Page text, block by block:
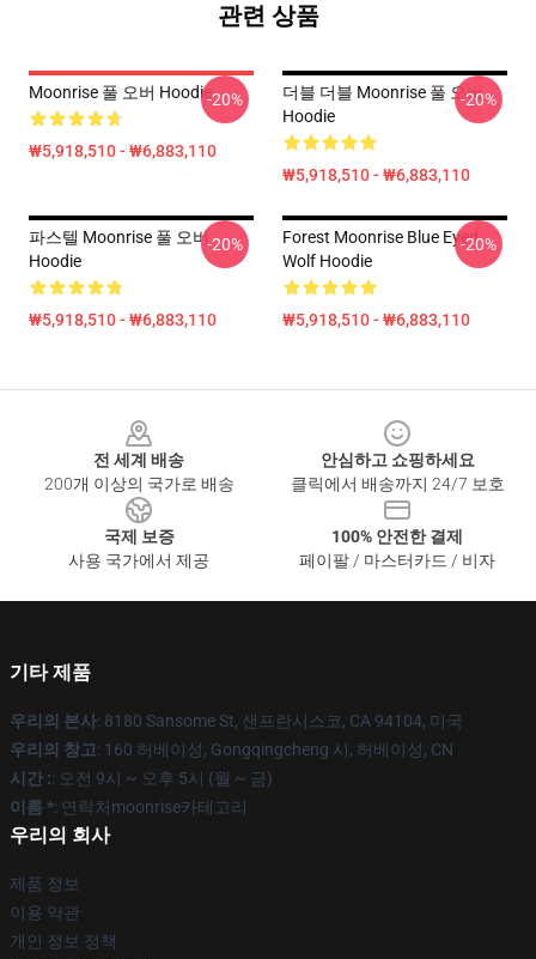
관련 상품
Moonrise 풀 오버 Hoodie
₩5,918,510 - ₩6,883,110
-20%
더블 더블 Moonrise 풀 오버
Hoodie
₩5,918,510 - ₩6,883,110
-20%
파스텔 Moonrise 풀 오버
Hoodie
₩5,918,510 - ₩6,883,110
-20%
Forest Moonrise Blue Eyed
Wolf Hoodie
₩5,918,510 - ₩6,883,110
-20%
전 세계 배송
200개 이상의 국가로 배송
안심하고 쇼핑하세요
클릭에서 배송까지 24/7 보호
국제 보증
사용 국가에서 제공
100% 안전한 결제
페이팔 / 마스터카드 / 비자
기타 제품
우리의 본사: 8180 Sansome St, 샌프란시스코, CA 94104, 미국
우리의 창고: 160 허베이성, Gongqingcheng 시, 허베이성, CN
시간 :: 오전 9시 ~ 오후 5시 (월 ~ 금)
이름 *: 연락처moonrise카테고리
우리의 회사
제품 정보
이용 약관
개인 정보 정책